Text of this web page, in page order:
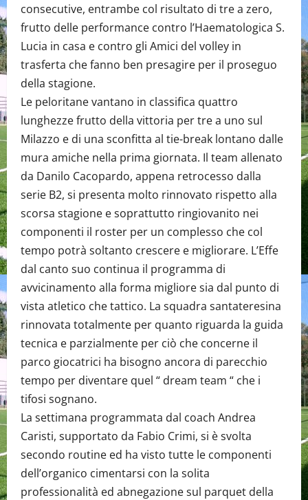
consecutive, entrambe col risultato di tre a zero,
frutto delle performance contro l’Haematologica S.
Lucia in casa e contro gli Amici del volley in
trasferta che fanno ben presagire per il proseguo
della stagione.
Le peloritane vantano in classifica quattro
lunghezze frutto della vittoria per tre a uno sul
Milazzo e di una sconfitta al tie-break lontano dalle
mura amiche nella prima giornata. Il team allenato
da Danilo Cacopardo, appena retrocesso dalla
serie B2, si presenta molto rinnovato rispetto alla
scorsa stagione e soprattutto ringiovanito nei
componenti il roster per un complesso che col
tempo potrà soltanto crescere e migliorare. L’Effe
dal canto suo continua il programma di
avvicinamento alla forma migliore sia dal punto di
vista atletico che tattico. La squadra santateresina
rinnovata totalmente per quanto riguarda la guida
tecnica e parzialmente per ciò che concerne il
parco giocatrici ha bisogno ancora di parecchio
tempo per diventare quel “ dream team “ che i
tifosi sognano.
La settimana programmata dal coach Andrea
Caristi, supportato da Fabio Crimi, si è svolta
secondo routine ed ha visto tutte le componenti
dell’organico cimentarsi con la solita
professionalità ed abnegazione sul parquet della